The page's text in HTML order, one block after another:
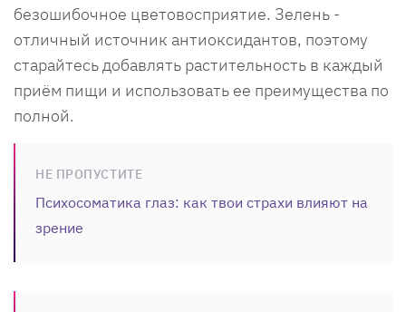
безошибочное цветовосприятие. Зелень -
отличный источник антиоксидантов, поэтому
старайтесь добавлять растительность в каждый
приём пищи и использовать ее преимущества по
полной.
НЕ ПРОПУСТИТЕ
Психосоматика глаз: как твои страхи влияют на
зрение